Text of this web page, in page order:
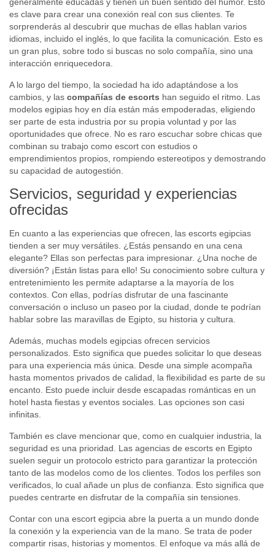
Squirting
Arnés
Striptease
Sumisa
Tragar
Uniformes
Con dos hombres
Altura
Peso
Tamaño de pechos
generalmente educadas y tienen un buen sentido del humor. Esto
es clave para crear una conexión real con sus clientes. Te
sorprenderás al descubrir que muchas de ellas hablan varios
idiomas, incluido el inglés, lo que facilita la comunicación. Esto es
un gran plus, sobre todo si buscas no solo compañía, sino una
interacción enriquecedora.
A lo largo del tiempo, la sociedad ha ido adaptándose a los
cambios, y las compañías de escorts han seguido el ritmo. Las
modelos egipias hoy en día están más empoderadas, eligiendo
ser parte de esta industria por su propia voluntad y por las
oportunidades que ofrece. No es raro escuchar sobre chicas que
combinan su trabajo como escort con estudios o
emprendimientos propios, rompiendo estereotipos y demostrando
su capacidad de autogestión.
Servicios, seguridad y experiencias
ofrecidas
En cuanto a las experiencias que ofrecen, las escorts egipcias
tienden a ser muy versátiles. ¿Estás pensando en una cena
elegante? Ellas son perfectas para impresionar. ¿Una noche de
diversión? ¡Están listas para ello! Su conocimiento sobre cultura y
entretenimiento les permite adaptarse a la mayoría de los
contextos. Con ellas, podrías disfrutar de una fascinante
conversación o incluso un paseo por la ciudad, donde te podrían
hablar sobre las maravillas de Egipto, su historia y cultura.
Además, muchas models egipcias ofrecen servicios
personalizados. Esto significa que puedes solicitar lo que deseas
para una experiencia más única. Desde una simple acompaña
hasta momentos privados de calidad, la flexibilidad es parte de su
encanto. Esto puede incluir desde escapadas románticas en un
hotel hasta fiestas y eventos sociales. Las opciones son casi
infinitas.
También es clave mencionar que, como en cualquier industria, la
seguridad es una prioridad. Las agencias de escorts en Egipto
suelen seguir un protocolo estricto para garantizar la protección
tanto de las modelos como de los clientes. Todos los perfiles son
verificados, lo cual añade un plus de confianza. Esto significa que
puedes centrarte en disfrutar de la compañía sin tensiones.
Contar con una escort egipcia abre la puerta a un mundo donde
la conexión y la experiencia van de la mano. Se trata de poder
compartir risas, historias y momentos. El enfoque va más allá de